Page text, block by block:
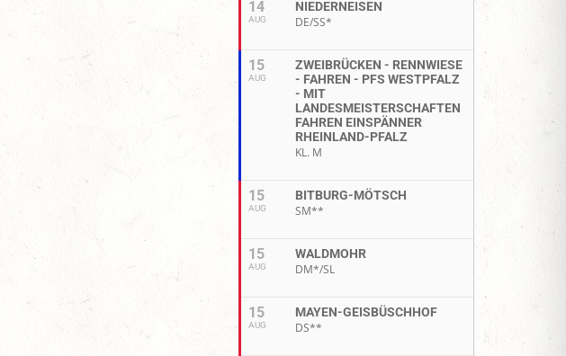
14
AUG
NIEDERNEISEN
DE/SS*
15
AUG
ZWEIBRÜCKEN - RENNWIESE
- FAHREN - PFS WESTPFALZ
- MIT
LANDESMEISTERSCHAFTEN
FAHREN EINSPÄNNER
RHEINLAND-PFALZ
KL. M
15
AUG
BITBURG-MÖTSCH
SM**
15
AUG
WALDMOHR
DM*/SL
15
AUG
MAYEN-GEISBÜSCHHOF
DS**